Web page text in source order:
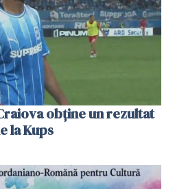
obține un rezultat
la Kups